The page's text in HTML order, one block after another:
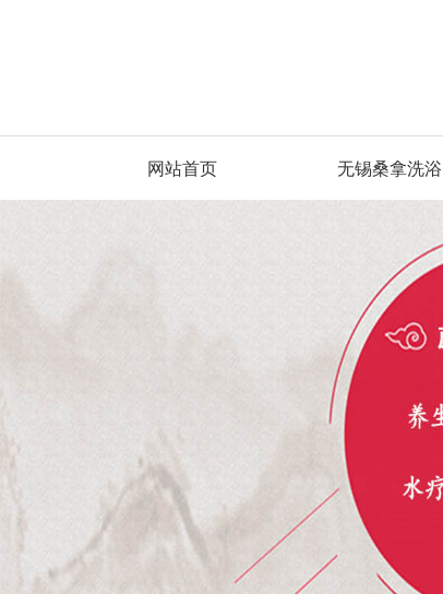
网站首页 无锡桑拿洗浴